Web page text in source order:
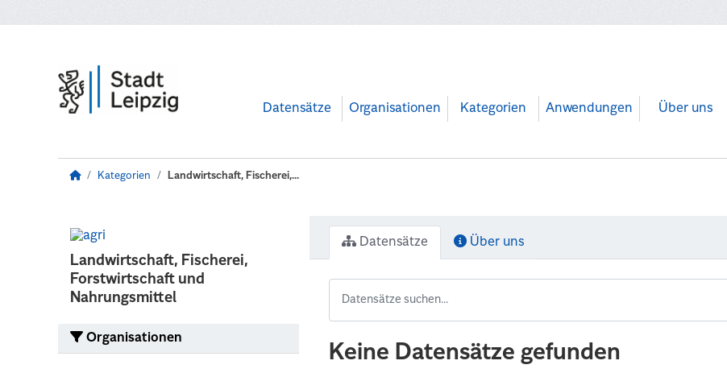
Datensätze Organisationen Kategorien Anwendungen Über uns
Kategorien Landwirtschaft, Fischerei,...
Landwirtschaft, Fischerei,
Forstwirtschaft und
Nahrungsmittel
Organisationen
Datensätze Über uns
Keine Datensätze gefunden